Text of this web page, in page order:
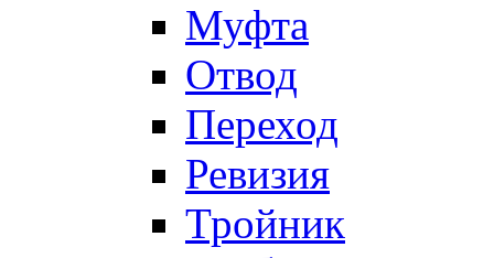
Муфта
Отвод
Переход
Ревизия
Тройник